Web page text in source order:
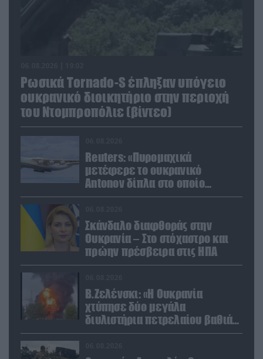
Ρωσικά Tornado-S έπληξαν υπόγειο
ουκρανικό διοικητήριο στην περιοχή
του Ντομπροπόλιε (βίντεο)
Reuters: «Πυρομαχικά
μετέφερε το ουκρανικό
Antonov δίπλα στο οποίο
βρέθηκε το drone στη Λειψία»
Σκάνδαλο διαφθοράς στην
Ουκρανία – Στο στόχαστρο και
πρώην πρέσβειρα στις ΗΠΑ
Β.Ζελένσκι: «Η Ουκρανία
χτύπησε δύο μεγάλα
διυλιστήρια πετρελαίου βαθιά
στη Ρωσία» (βίντεο)